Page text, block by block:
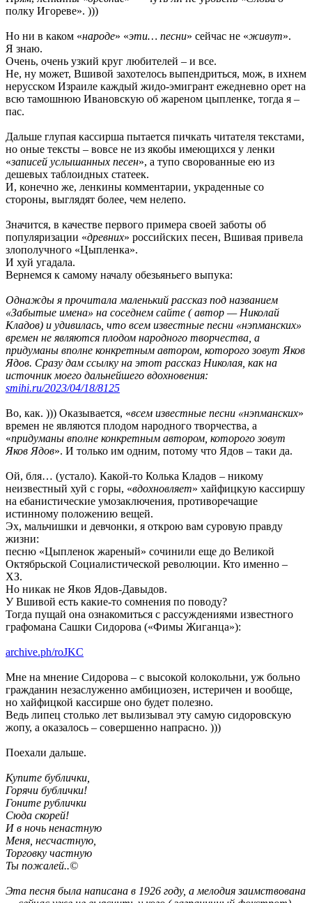
полку Игореве». )))
Но ни в каком «народе» «эти… песни» сейчас не «живут».
Я знаю.
Очень, очень узкий круг любителей – и все.
Не, ну может, Вшивой захотелось выпендриться, мож, в ихнем
нерусском Израиле каждый жидо-эмигрант ежедневно орет на
всю тамошнюю Ивановскую об жареном цыпленке, тогда я –
пас.
Дальше глупая кассирша пытается пичкать читателя текстами,
но оные тексты – вовсе не из якобы имеющихся у ленки
«записей услышанных песен», а тупо сворованные ею из
дешевых таблоидных статеек.
И, конечно же, ленкины комментарии, украденные со
стороны, выглядят более, чем нелепо.
Значится, в качестве первого примера своей заботы об
популяризации «древних» российских песен, Вшивая привела
злополучного «Цыпленка».
И хуй угадала.
Вернемся к самому началу обезьяньего выпука:
Однажды я прочитала маленький рассказ под названием
«Забытые имена» на соседнем сайте ( автор — Николай
Кладов) и удивилась, что всем известные песни «нэпманских»
времен не являются плодом народного творчества, а
придуманы вполне конкретным автором, которого зовут Яков
Ядов. Сразу дам ссылку на этот рассказ Николая, как на
источник моего дальнейшего вдохновения:
sтihi.ru/2023/04/18/8125
Во, как. ))) Оказывается, «всем известные песни «нэпманских»
времен не являются плодом народного творчества, а
«придуманы вполне конкретным автором, которого зовут
Яков Ядов». И только им одним, потому что Ядов – таки да.
Ой, бля… (устало). Какой-то Колька Кладов – никому
неизвестный хуй с горы, «вдохновляет» хайфицкую кассиршу
на ебанистические умозаключения, противоречащие
истинному положению вещей.
Эх, мальчишки и девчонки, я открою вам суровую правду
жизни:
песню «Цыпленок жареный» сочинили еще до Великой
Октябрьской Социалистической революции. Кто именно –
ХЗ.
Но никак не Яков Ядов-Давыдов.
У Вшивой есть какие-то сомнения по поводу?
Тогда пущай она ознакомиться с рассуждениями известного
графомана Сашки Сидорова («Фимы Жиганца»):
archive.ph/roJKC
Мне на мнение Сидорова – с высокой колокольни, уж больно
гражданин незаслуженно амбициозен, истеричен и вообще,
но хайфицкой кассирше оно будет полезно.
Ведь липец столько лет вылизывал эту самую сидоровскую
жопу, а оказалось – совершенно напрасно. )))
Поехали дальше.
Купите бублички,
Горячи бублички!
Гоните рублички
Сюда скорей!
И в ночь ненастную
Меня, несчастную,
Торговку частную
Ты пожалей..©
Эта песня была написана в 1926 году, а мелодия заимствована